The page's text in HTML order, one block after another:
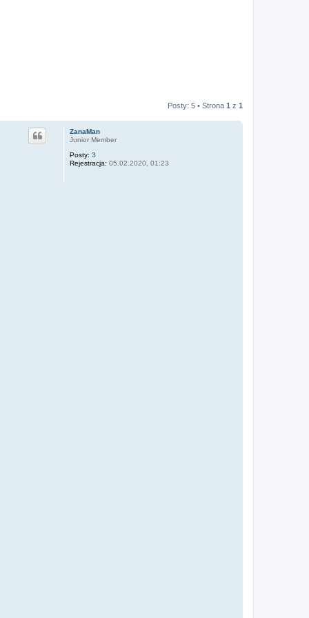
Posty: 5 • Strona 1 z 1
ZanaMan
Junior Member
Posty: 3
Rejestracja: 05.02.2020, 01:23